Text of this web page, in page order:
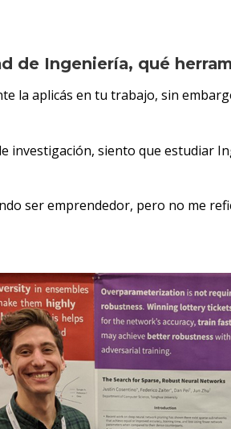
de Ingeniería, qué
la aplicás en tu trabajo, sin
investigación, siento que estudiar
ser emprendedor, pero no me